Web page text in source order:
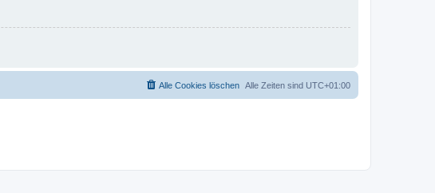
Alle Zeiten sind UTC+01:00
Alle Cookies löschen